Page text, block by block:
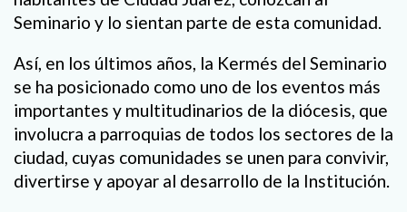
Seminario y lo sientan parte de esta comunidad.
Así, en los últimos años, la Kermés del Seminario
se ha posicionado como uno de los eventos más
importantes y multitudinarios de la diócesis, que
involucra a parroquias de todos los sectores de la
ciudad, cuyas comunidades se unen para convivir,
divertirse y apoyar al desarrollo de la Institución.